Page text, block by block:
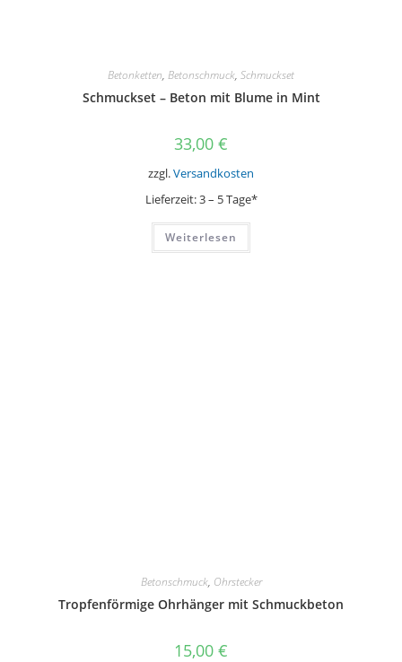
Betonketten, Betonschmuck, Schmuckset
Schmuckset – Beton mit Blume in Mint
33,00 €
zzgl.Versandkosten
Lieferzeit:3 – 5 Tage*
Weiterlesen
Betonschmuck, Ohrstecker
Tropfenförmige Ohrhänger mit Schmuckbeton
15,00 €